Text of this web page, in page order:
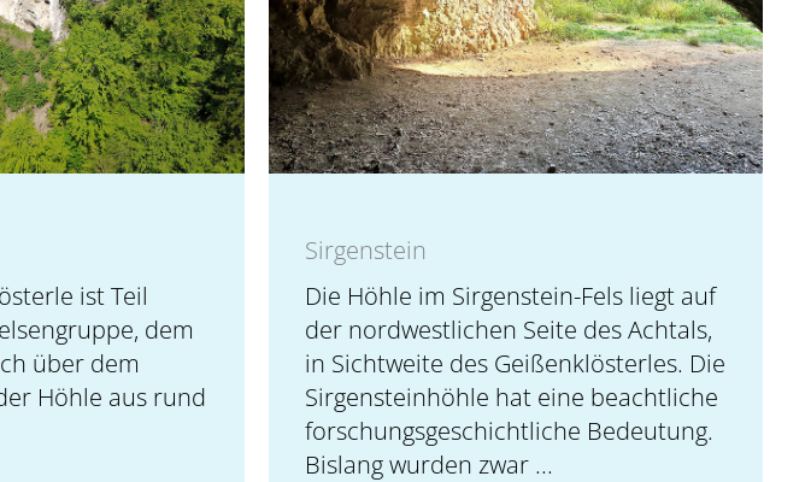
ist Teil
dem
über dem
Höhle aus rund
Sirgenstein
Die Höhle im Sirgenstein-Fels liegt auf
der nordwestlichen Seite des Achtals,
in Sichtweite des Geißenklösterles. Die
Sirgensteinhöhle hat eine beachtliche
forschungsgeschichtliche Bedeutung.
Bislang wurden zwar ...